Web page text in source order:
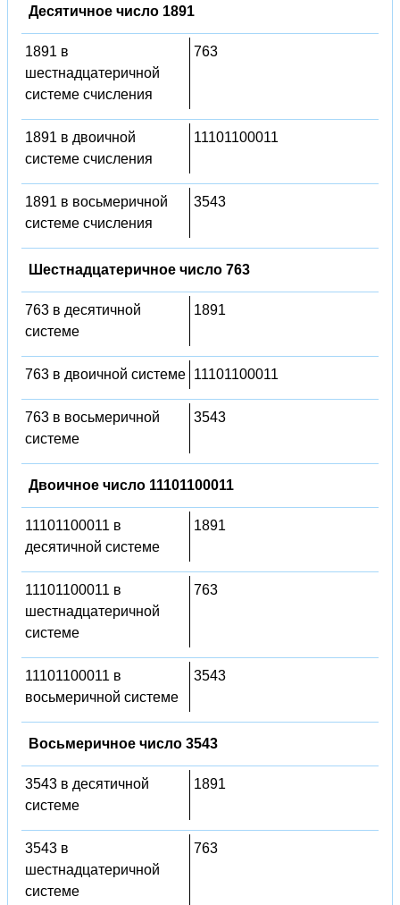
Десятичное число 1891
1891 в
шестнадцатеричной
системе счисления
763
1891 в двоичной
системе счисления
11101100011
1891 в восьмеричной
системе счисления
3543
Шестнадцатеричное число 763
763 в десятичной
системе
1891
763 в двоичной системе 11101100011
763 в восьмеричной
системе
3543
Двоичное число 11101100011
11101100011 в
десятичной системе
1891
11101100011 в
шестнадцатеричной
системе
763
11101100011 в
восьмеричной системе
3543
Восьмеричное число 3543
3543 в десятичной
системе
1891
3543 в
шестнадцатеричной
системе
763